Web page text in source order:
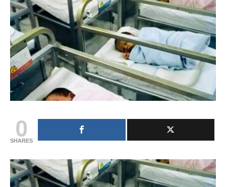
0
SHARES